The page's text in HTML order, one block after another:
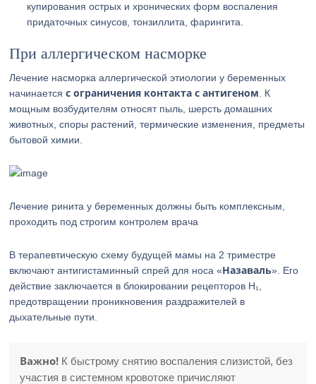
купирования острых и хронических форм воспаления
придаточных синусов, тонзиллита, фарингита.
При аллергическом насморке
Лечение насморка аллергической этиологии у беременных
начинаетсяс ограничения контакта с антигеном . К
мощным возбудителям относят пыль, шерсть домашних
животных, споры растений, термические изменения, предметы
бытовой химии.
Лечение ринита у беременных должны быть комплексным,
проходить под строгим контролем врача
В терапевтическую схему будущей мамы на 2 триместре
включают антигистаминный спрей для носа «Назаваль». Его
действие заключается в блокировании рецепторов Н₁,
предотвращении проникновения раздражителей в
дыхательные пути.
Важно! К быстрому снятию воспаления слизистой, без
участия в системном кровотоке причисляют